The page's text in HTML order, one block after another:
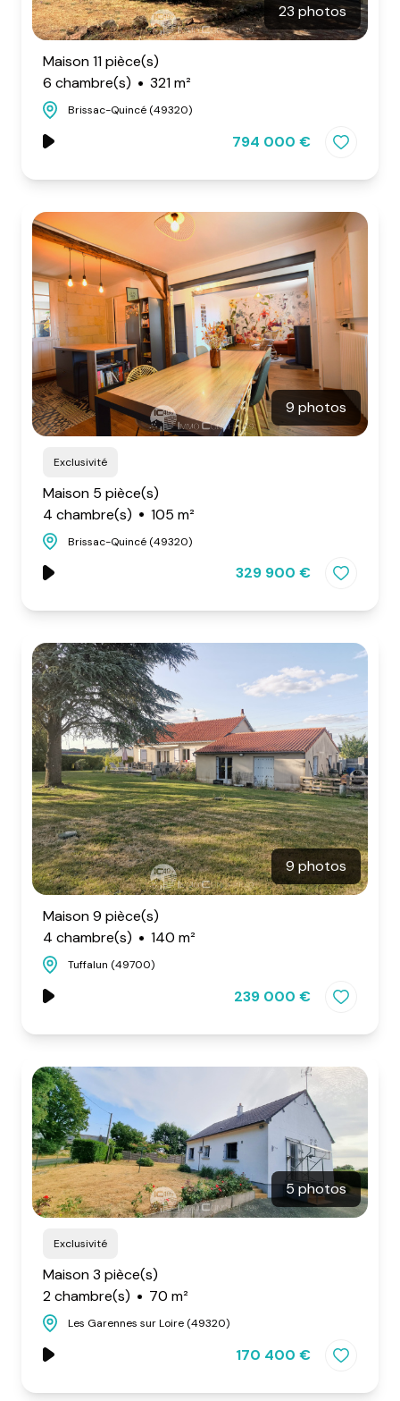
23 photos
Maison 11 pièce(s)
6 chambre(s)
321 m²
Brissac-Quincé (49320)
794 000 €
9 photos
Exclusivité
Maison 5 pièce(s)
4 chambre(s)
105 m²
Brissac-Quincé (49320)
329 900 €
9 photos
Maison 9 pièce(s)
4 chambre(s)
140 m²
Tuffalun (49700)
239 000 €
5 photos
Exclusivité
Maison 3 pièce(s)
2 chambre(s)
70 m²
Les Garennes sur Loire (49320)
170 400 €